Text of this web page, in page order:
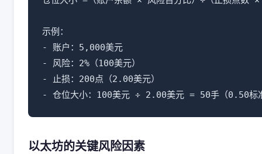
示例：
- 账户：5,000美元
- 风险：2%（100美元）
- 止损：200点（2.00美元）
以太坊的关键风险因素